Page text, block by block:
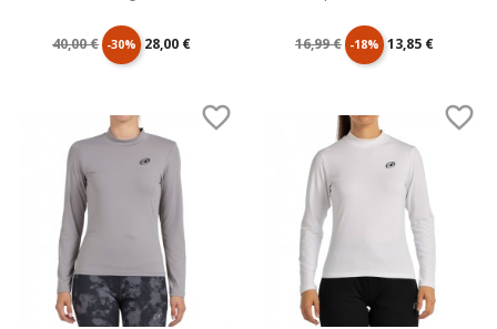
Prix
base
40,00 € -30% Prix
28,00 € Prix
base
16,99 € -18% Prix
13,85 €
 